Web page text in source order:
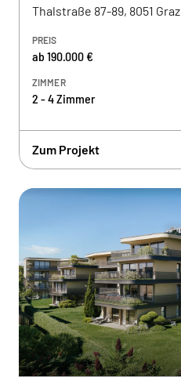
Thalstraße 87-89, 8051 Graz
PREIS
ab 190.000 €
ZIMMER
2 - 4 Zimmer
Zum Projekt